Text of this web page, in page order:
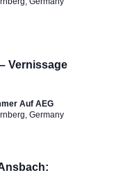
Vernissage
Auf AEG
Germany